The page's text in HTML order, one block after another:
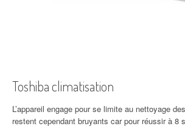
Toshiba climatisation
L’appareil engage pour se limite au nettoyage
restent cependant bruyants car pour réussir à 8